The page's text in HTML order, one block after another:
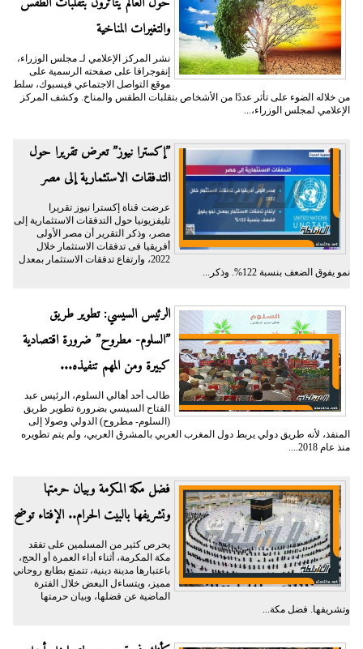
والتغيرات المناخية
نشر المركز الإعلامي لـ مجلس الوزراء،
إنفوجرافا على صفحته الرسمية على
موقع التواصل الاجتماعي فيسبوك، سلط
من خلاله الضوء على تأثر عددًا من الأشخاص بتقلبات الطقس والمناخ. وكشف المركز
الإعلامي لمجلس الوزراء،...
”إكسترا نيوز” تعرض تقريرا حول
التدفقات الاستثمارية إلى مصر
عرضت قناة إكسترا نيوز تقريرا
تليفزيونيا حول التدفقات الاستثمارية إلى
مصر، وذكر التقرير أن مصر الأولى
أفريقيا فى تدفقات الاستثمار خلال
2022، وارتفاع تدفقات الاستثمار بمعدل
نمو يفوق الضعف بنسبة 122%. وذكر...
الرئيس السيسي: تطوير طريق
”السلوم- مطروح” ضرورة اقتصادية
كبيرة ومن المهم تنفيذه...
طالب أحد أهالي السلوم، الرئيس عبد
الفتاح السيسي بضرورة تطوير طريق
(السلوم- مطروح) الدولي وصولا إلى
المنفذ، لأنه طريق دولي يربط دول المغرب العربي بالمشرق العربي، ولم يتم تطويره
منذ عام 2018....
فضل مكة المكرمة وبيان حرمتها
وتشريفها بالبيت الحرام.. الإفتاء توضح
يحرص كثير من المسلمين على تفقد
مكة المكرمة، أثناء أداء العمرة أو الحج،
باعتبارها مدينة دينية، تتمتع بطابع روحاني
مميز، ويتساءل البعض خلال الفترة
الماضية عن فضلها، وبيان حرمتها
وتشريفها. فضل مكة...